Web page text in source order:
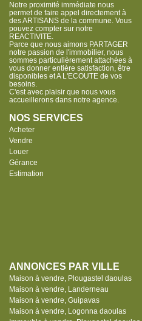
Notre proximité immédiate nous
permet de faire appel directement à
des ARTISANS de la commune. Vous
pouvez compter sur notre
REACTIVITE.
Parce que nous aimons PARTAGER
notre passion de l'immobilier, nous
sommes particulièrement attachées à
vous donner entière satisfaction, être
disponibles et A L'ECOUTE de vos
besoins.
C'est avec plaisir que nous vous
accueillerons dans notre agence.
NOS SERVICES
Acheter
Vendre
Louer
Gérance
Estimation
ANNONCES PAR VILLE
Maison à vendre, Plougastel daoulas
Maison à vendre, Landerneau
Maison à vendre, Guipavas
Maison à vendre, Logonna daoulas